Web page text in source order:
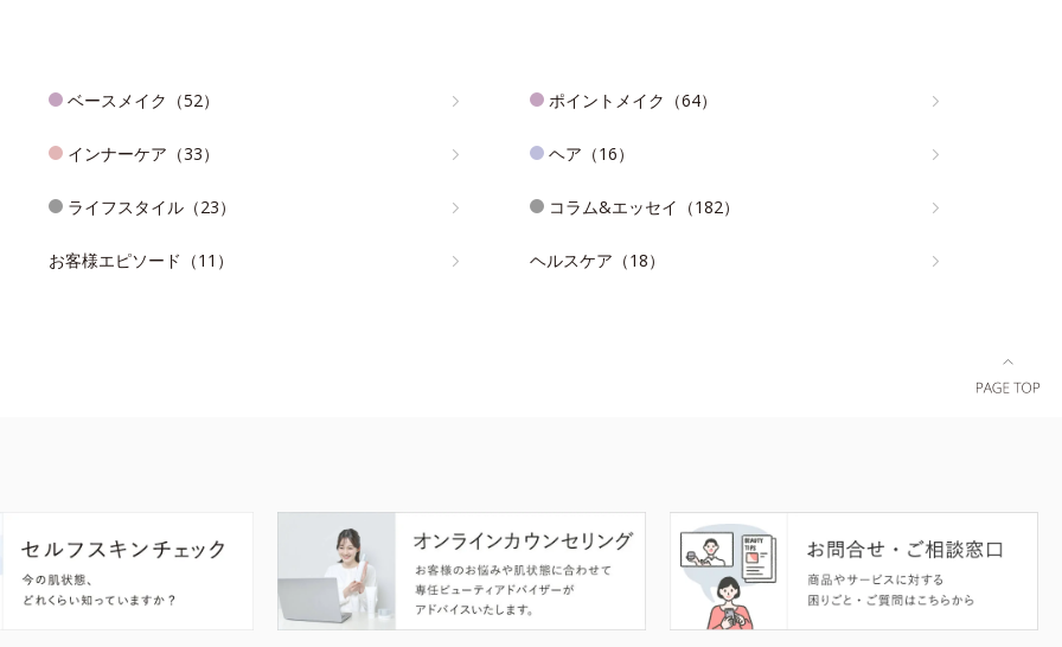
ベースメイク（52） ポイントメイク（64）
インナーケア（33） ヘア（16）
ライフスタイル（23） コラム&エッセイ（182）
お客様エピソード（11） ヘルスケア（18）